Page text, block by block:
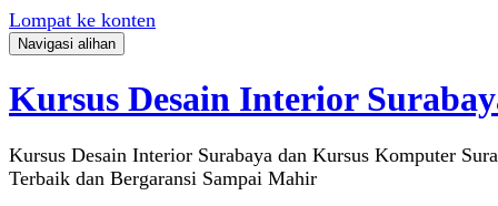
Lompat ke konten
Navigasi alihan
Kursus Desain Interior
Kursus Desain Interior Surabaya dan Kursus Komputer
Terbaik dan Bergaransi Sampai Mahir